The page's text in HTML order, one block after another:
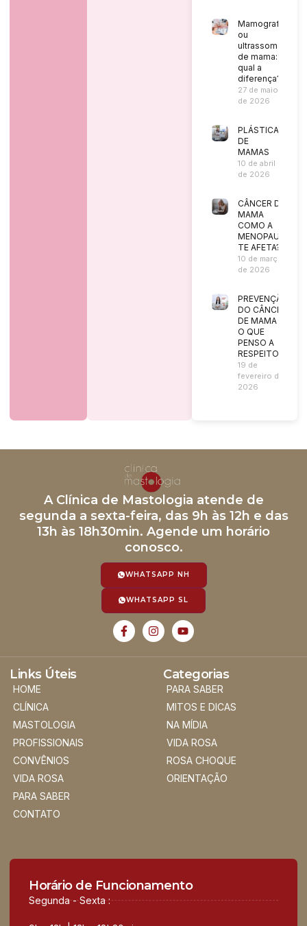
Mamografia
ou
ultrassom
de mama:
qual a
diferença?
27 de maio
de 2026
PLÁSTICA
DE
MAMAS
10 de abril
de 2026
CÂNCER DE
MAMA
COMO A
MENOPAUSA
TE AFETA?
10 de março
de 2026
PREVENÇÃO
DO CÂNCER
DE MAMA |
O QUE
PENSO A
RESPEITO?
19 de
fevereiro de
2026
A Clínica de Mastologia atende de
segunda a sexta-feira, das 9h às 12h e das
13h às 18h30min. Agende um horário
conosco.
WHATSAPP NH
WHATSAPP SL
Links Úteis
HOME
CLÍNICA
MASTOLOGIA
PROFISSIONAIS
CONVÊNIOS
VIDA ROSA
PARA SABER
CONTATO
Categorias
PARA SABER
MITOS E DICAS
NA MÍDIA
VIDA ROSA
ROSA CHOQUE
ORIENTAÇÃO
Horário de Funcionamento
Segunda - Sexta :